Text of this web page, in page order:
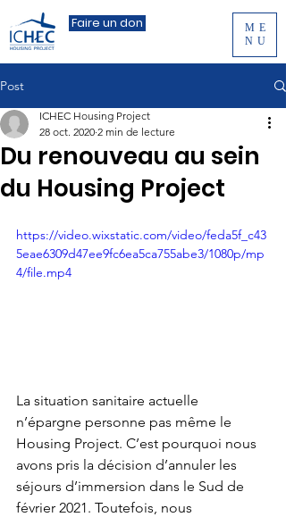
Faire un don
ME
NU
Post
Du renouveau au sein
du Housing Project
ICHEC Housing Project
28 oct. 2020 2 min de lecture
https://video.wixstatic.com/video/feda5f_c43
5eae6309d47ee9fc6ea5ca755abe3/1080p/mp
4/file.mp4
La situation sanitaire actuelle
n’épargne personne pas même le
Housing Project. C’est pourquoi nous
avons pris la décision d’annuler les
séjours d’immersion dans le Sud de
février 2021. Toutefois, nous